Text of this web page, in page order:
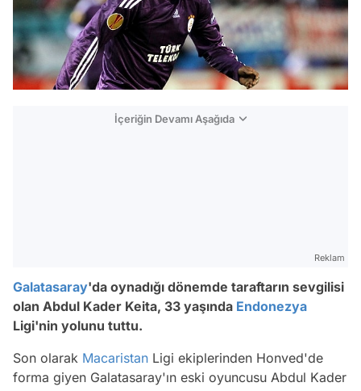
İçeriğin Devamı Aşağıda
Reklam
Galatasaray'da oynadığı dönemde taraftarın sevgilisi
olan Abdul Kader Keita, 33 yaşında Endonezya
Ligi'nin yolunu tuttu.
Son olarak Macaristan Ligi ekiplerinden Honved'de
forma giyen Galatasaray'ın eski oyuncusu Abdul Kader